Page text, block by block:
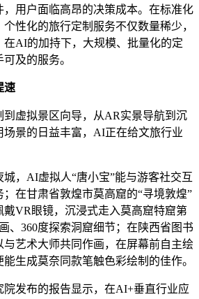
用户面临高昂的决策成本。在标准化
性化的旅行定制服务不仅数量稀少，
在AI的加持下，大规模、批量化的定
及的服务。
速
虚拟景区向导，从AR实景导航到沉
景的日益丰富，AI正在给文旅行业
AI虚拟人“唐小宝”能与游客社交互
在甘肃省敦煌市莫高窟的“寻境敦煌”
VR眼镜，沉浸式走入莫高窟特窟第
、360度探索洞窟细节；在陕西省图书
艺术大师共同作画，在屏幕前自主绘
生成莫奈同款笔触色彩绘制的佳作。
发布的报告显示，在AI+垂直行业应